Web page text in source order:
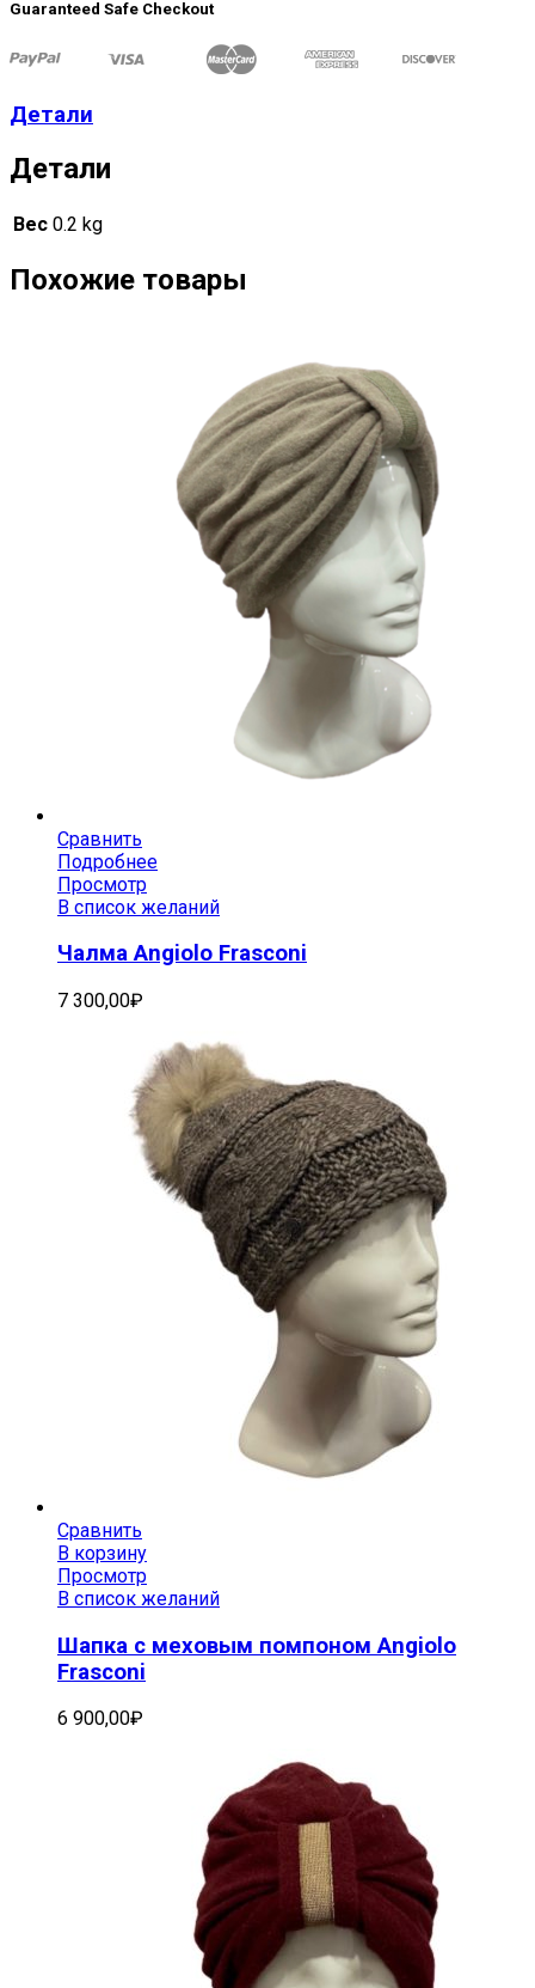
Guaranteed Safe Checkout
Детали
Детали
Вес 0.2 kg
Похожие товары
Сравнить
Подробнее
Просмотр
В список желаний
Чалма Angiolo Frasconi
7 300,00₽
Сравнить
В корзину
Просмотр
В список желаний
Шапка с меховым помпоном Angiolo
Frasconi
6 900,00₽